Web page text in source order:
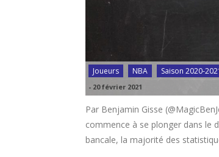
Joueurs NBA Saison 2020-
- 20 février 2021
Par Benjamin Gisse
commence à se plonger dans le
bancale, la majorité des